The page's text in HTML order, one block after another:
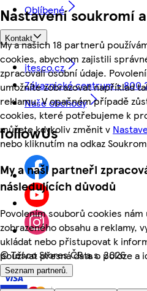
Nastavení soukromí
My a našich 18 partnerů
cookies, abychom zajistili
zpracovali osobní údaje.
umožníte zobrazovat například
reklamu. V opačném případě
cookies, které potřebujeme k
můžete kdykoliv změnit v
nebo kliknutím na odkaz
My a naši partneři
následujících důvodů
Povolením souborů cookies
zobrazeného obsahu a reklamy,
ukládat nebo přistupovat k
používat přesná data o poloze a
Seznam partnerů.
Oblíbené
Kontakt
itesco.cz
Zákaznické centrum - 800
Naše obchody
followUs
©Tesco Stores ČR a.s. 2026